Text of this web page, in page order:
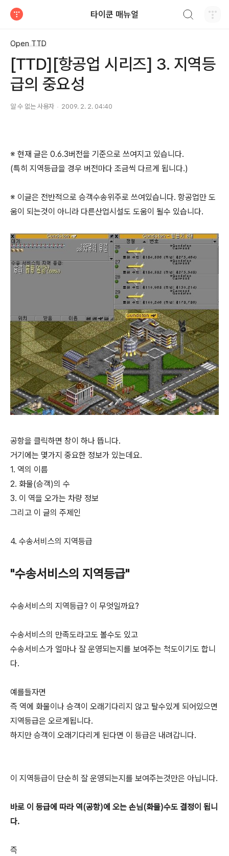
타이쿤 매뉴얼
Open TTD
[TTD][항공업 시리즈] 3. 지역등
급의 중요성
알 수 없는 사용자 2009. 2. 2. 04:40
※ 현재 글은 0.6.3버전을 기준으로 쓰여지고 있습니다.
(특히 지역등급을 경우 버전마다 조금씩 다르게 됩니다.)
※ 이글은 전반적으로 승객수송위주로 쓰여있습니다. 항공업만 도
움이 되는것이 아니라 다른산업시설도 도움이 될수 있습니다.
공항을 클릭하면 창이 하나 뜹니다.
거기에는 몇가지 중요한 정보가 있는데요.
1. 역의 이름
2. 화물(승객)의 수
3. 이 역을 오가는 차량 정보
그리고 이 글의 주제인
4. 수송서비스의 지역등급
"수송서비스의 지역등급"
수송서비스의 지역등급? 이 무엇일까요?
수송서비스의 만족도라고도 볼수도 있고
수송서비스가 얼마나 잘 운영되는지를 보여주는 척도이기도 합니
다.
예를들자면
즉 역에 화물이나 승객이 오래기다리지 않고 탈수있게 되어있으면
지역등급은 오르게됩니다.
하지만 승객이 오래기다리게 된다면 이 등급은 내려갑니다.
이 지역등급이 단순히 잘 운영되는지를 보여주는것만은 아닙니다.
바로 이 등급에 따라 역(공항)에 오는 손님(화물)수도 결정이 됩니
다.
즉